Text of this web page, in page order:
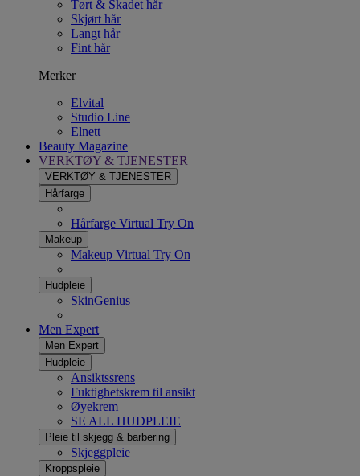
Tørt & Skadet hår
Skjørt hår
Langt hår
Fint hår
Merker
Elvital
Studio Line
Elnett
Beauty Magazine
VERKTØY & TJENESTER
VERKTØY & TJENESTER
Hårfarge
Hårfarge Virtual Try On
Makeup
Makeup Virtual Try On
Hudpleie
SkinGenius
Men Expert
Men Expert
Hudpleie
Ansiktssrens
Fuktighetskrem til ansikt
Øyekrem
SE ALL HUDPLEIE
Pleie til skjegg & barbering
Skjeggpleie
Kroppspleie